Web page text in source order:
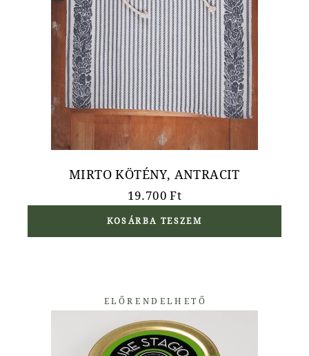
MIRTO KÖTÉNY, ANTRACIT
19.700Ft
KOSÁRBA TESZEM
ELŐRENDELHETŐ